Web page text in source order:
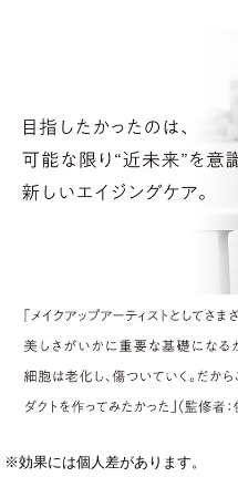
※効果には個人差があります。